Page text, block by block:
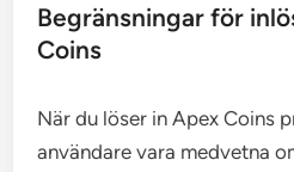
Begränsningar för
Coins
När du löser in Apex Coins
användare vara medvetna